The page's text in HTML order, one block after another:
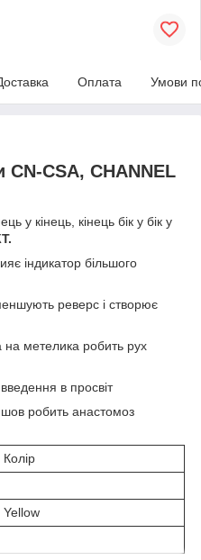
Оплата Умови
CN-CSA, CHANNEL
у кінець, кінець бік у бік у
індикатор більшого
реверс і створює
на метелика робить рух
в просвіт
робить анастомоз
Колір
Yellow